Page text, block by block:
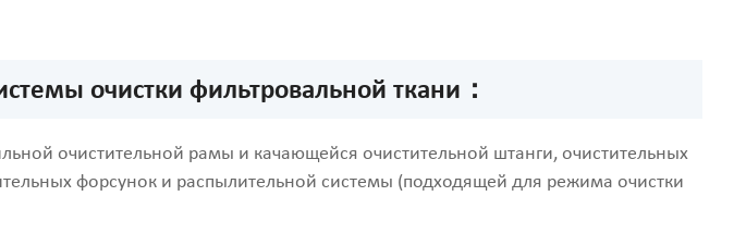
очистки фильтровальной ткани：
очистительной рамы и качающейся очистительной штанги, очистительных
форсунок и распылительной системы (подходящей для режима очистки